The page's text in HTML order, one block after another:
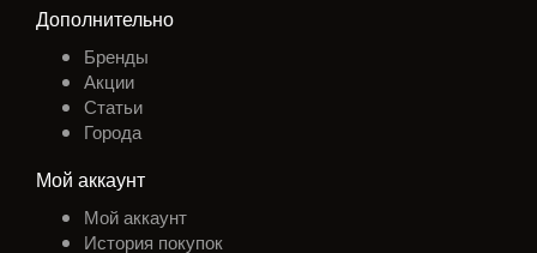
Дополнительно
Бренды
Акции
Статьи
Города
Мой аккаунт
Мой аккаунт
История покупок